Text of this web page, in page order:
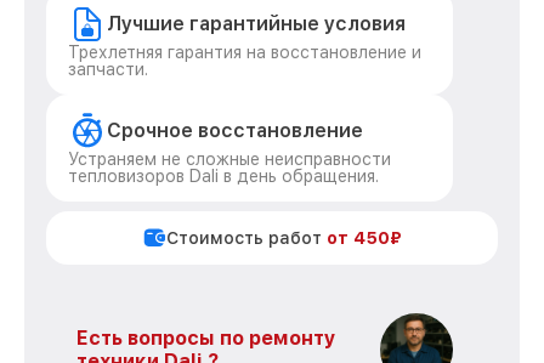
Лучшие гарантийные условия
Трехлетняя гарантия на восстановление и
запчасти.
Срочное восстановление
Устраняем не сложные неисправности
тепловизоров Dali в день обращения.
Стоимость работ от 450₽
Есть вопросы по ремонту